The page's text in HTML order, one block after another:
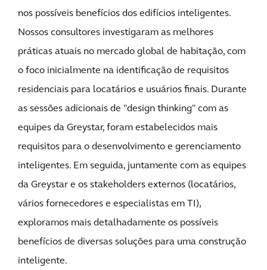
nos possíveis benefícios dos edifícios inteligentes.
Nossos consultores investigaram as melhores
práticas atuais no mercado global de habitação, com
o foco inicialmente na identificação de requisitos
residenciais para locatários e usuários finais. Durante
as sessões adicionais de "design thinking" com as
equipes da Greystar, foram estabelecidos mais
requisitos para o desenvolvimento e gerenciamento
inteligentes. Em seguida, juntamente com as equipes
da Greystar e os stakeholders externos (locatários,
vários fornecedores e especialistas em TI),
exploramos mais detalhadamente os possíveis
benefícios de diversas soluções para uma construção
inteligente.